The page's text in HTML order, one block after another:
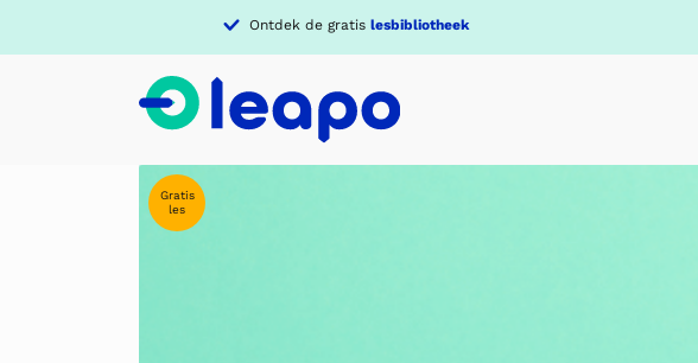
Ontdek de gratis lesbibliotheek
Gratis
les